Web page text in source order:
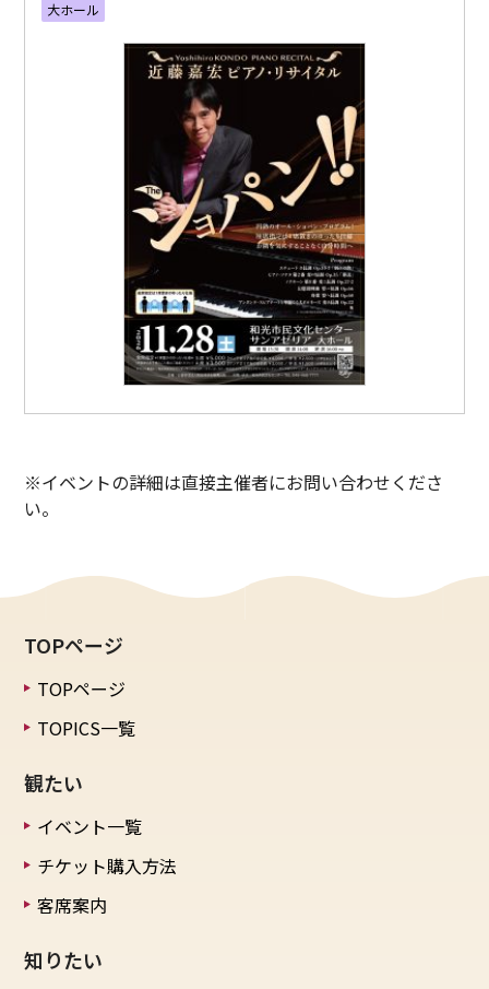
大ホール
※イベントの詳細は直接主催者にお問い合わせくださ
い。
TOPページ
TOPページ
TOPICS一覧
観たい
イベント一覧
チケット購入方法
客席案内
知りたい